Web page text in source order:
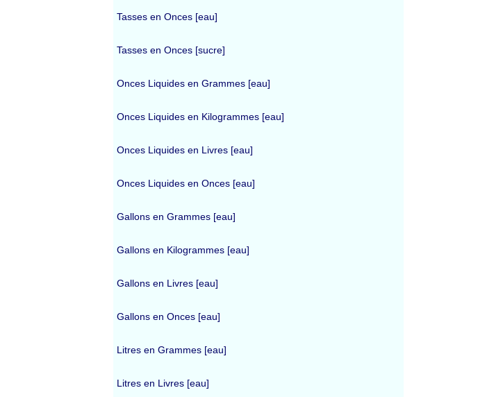
Tasses en Onces [eau]
Tasses en Onces [sucre]
Onces Liquides en Grammes [eau]
Onces Liquides en Kilogrammes [eau]
Onces Liquides en Livres [eau]
Onces Liquides en Onces [eau]
Gallons en Grammes [eau]
Gallons en Kilogrammes [eau]
Gallons en Livres [eau]
Gallons en Onces [eau]
Litres en Grammes [eau]
Litres en Livres [eau]